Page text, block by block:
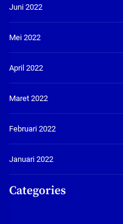
Juni 2022
Mei 2022
April 2022
Maret 2022
Februari 2022
Januari 2022
Categories